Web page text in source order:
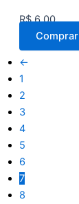
R$6,00
Comprar
←
1
2
3
4
5
6
7
8